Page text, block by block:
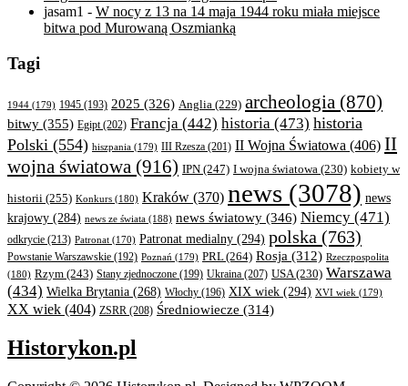
jasam1 - W nocy z 13 na 14 maja 1944 roku miała miejsce
bitwa pod Murowaną Oszmianką
Tagi
1944 (179) 1945 (193) 2025 (326) Anglia (229) archeologia (870)
bitwy (355) Egipt (202) Francja (442) historia (473) historia
Polski (554) hiszpania (179) III Rzesza (201) II Wojna Światowa (406) II
wojna światowa (916) IPN (247) I wojna światowa (230) kobiety w
historii (255) Konkurs (180) Kraków (370) news (3078) news
krajowy (284) news ze świata (188) news światowy (346) Niemcy (471)
odkrycie (213) Patronat (170) Patronat medialny (294) polska (763)
Powstanie Warszawskie (192) Poznań (179) PRL(264) Rosja (312) Rzeczpospolita
(180) Rzym (243) Stany zjednoczone (199) Ukraina (207) USA (230) Warszawa
(434) Wielka Brytania (268) Włochy (196) XIX wiek (294) XVI wiek (179)
XX wiek (404) ZSRR (208) Średniowiecze (314)
Historykon.pl